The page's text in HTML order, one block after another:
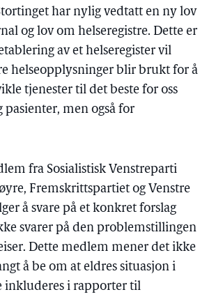
har nylig vedtatt en ny lov
og lov om helseregistre. Dette er
av et helseregister vil
helseopplysninger blir brukt for å
tjenester til det beste for oss
pasienter, men også for
fra Sosialistisk Venstreparti
Fremskrittspartiet og Venstre
å svare på et konkret forslag
svarer på den problemstillingen
Dette medlem mener det ikke
å be om at eldres situasjon i
inkluderes i rapporter til